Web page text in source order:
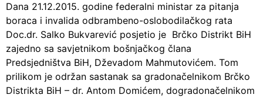
Dana 21.12.2015. godine federalni ministar za pitanja
boraca i invalida odbrambeno-oslobodilačkog rata
Doc.dr. Salko Bukvarević posjetio je Brčko Distrikt BiH
zajedno sa savjetnikom bošnjačkog člana
Predsjedništva BiH, Dževadom Mahmutovićem. Tom
prilikom je održan sastanak sa gradonačelnikom Brčko
Distrikta BiH – dr. Antom Domićem, dogradonačelnikom